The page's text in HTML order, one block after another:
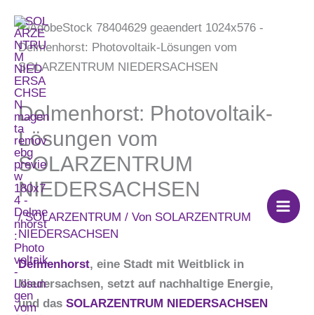
Inhalt
springen
Delmenhorst: Photovoltaik-
Lösungen vom
SOLARZENTRUM
NIEDERSACHSEN
/SOLARZENTRUM / Von SOLARZENTRUM
NIEDERSACHSEN
Delmenhorst, eine Stadt mit Weitblick in
Niedersachsen, setzt auf nachhaltige Energie,
und dasSOLARZENTRUM NIEDERSACHSEN